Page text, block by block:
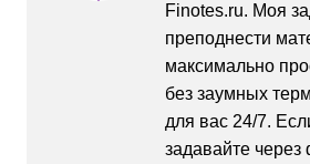
Finotes.ru. Моя
преподнести
максимально
без заумных
для вас 24/7.
задавайте